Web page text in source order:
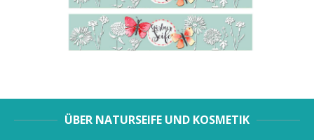
ÜBER NATURSEIFE UND KOSMETIK